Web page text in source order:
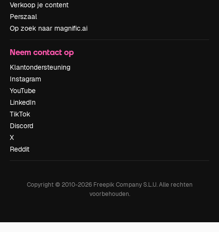
Verkoop je content
Perszaal
Op zoek naar magnific.ai
Neem contact op
Klantondersteuning
Instagram
YouTube
LinkedIn
TikTok
Discord
X
Reddit
Copyright © 2010-2026Freepik Company S.L.U. Alle rechten
voorbehouden.